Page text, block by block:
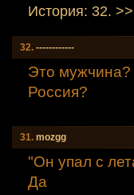
История: 32. >>
32. ------------
Это мужчина?
Россия?
31. mozgg
"Он упал с
Да